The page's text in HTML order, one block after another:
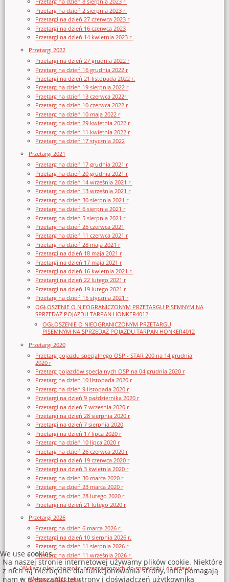
Przetarg na dzień 2 sierpnia 2023 r.
Przetargi na dzień 27 czerwca 2023 r
Przetargi na dzień 16 czerwca 2023
Przetargi na dzień 14 kwietnia 2023 r.
Przetargi 2022
Przetargi na dzień 27 grudnia 2022 r
Przetarg na dzień 16 grudnia 2022 r
Przetargi na dzień 21 listopada 2022 r.
Przetarg na dzień 19 sierpnia 2022 r
Przetarg na dzień 13 czerwca 2022r.
Przetarg na dzień 10 czerwca 2022 r
Przetarg na dzień 10 maja 2022 r
Przetarg na dzień 29 kwietnia 2022 r
Przetarg na dzień 11 kwietnia 2022 r
Przetarg na dzień 17 stycznia 2022
Przetargi 2021
Przetarg na dzień 17 grudnia 2021 r
Przetarg na dzień 20 grudnia 2021 r
Przetarg na dzień 14 września 2021 r.
Przetarg na dzień 13 września 2021 r
Przetarg na dzień 30 sierpnia 2021 r
Przetarg na dzień 6 sierpnia 2021 r
Przetarg na dzień 5 sierpnia 2021 r
Przetarg na dzień 25 czerwca 2021
Przetarg na dzień 11 czerwca 2021 r
Przetarg na dzień 28 maja 2021 r
Przetargi na dzień 18 maja 2021 r
Przetargi na dzień 17 maja 2021 r
Przetargi na dzień 16 kwietnia 2021 r.
Przetargi na dzień 22 lutego 2021 r
Przetargi na dzień 19 lutego 2021 r
Przetarg na dzień 15 stycznia 2021 r
OGŁOSZENIE O NIEOGRANICZONYM PRZETARGU PISEMNYM NA
SPRZEDAŻ POJAZDU TARPAN HONKER4012
OGŁOSZENIE O NIEOGRANICZONYM PRZETARGU
PISEMNYM NA SPRZEDAŻ POJAZDU TARPAN HONKER4012
Przetargi 2020
Przetarg pojazdu specjalnego OSP - STAR 200 na 14 grudnia
2020 r
Przetarg pojazdów specjalnych OSP na 04 grudnia 2020 r
Przetarg na dzień 10 listopada 2020 r
Przetarg na dzień 9 listopada 2020 r
Przetargi na dzień 9 października 2020 r
Przetargi na dzień 7 września 2020 r
Przetargi na dzień 28 sierpnia 2020 r
Przetargi na dzień 7 sierpnia 2020
Przetargi na dzień 17 lipca 2020 r
Przetarg na dzień 10 lipca 2020 r
Przetarg na dzień 26 czerwca 2020 r
Przetargi na dzień 19 czerwca 2020 r
Przetargi na dzień 3 kwietnia 2020 r
Przetarg na dzień 30 marca 2020 r
Przetarg na dzień 23 marca 2020 r
Przetarg na dzień 28 lutego 2020 r
Przetargi na dzień 21 lutego 2020 r
Przetargi 2026
Przetarg na dzień 6 marca 2026 r.
Przetargi na dzień 10 sierpnia 2026 r.
Przetarg na dzień 11 sierpnia 2026 r.
Przetarg na dzień 11 września 2026 r.
Wykazy nieruchomości przeznaczonych do sprzedaży i dzierżawy
Wykazy z 2026 roku
We use cookies
Na naszej stronie internetowej używamy plików cookie. Niektóre
z nich są niezbędne dla funkcjonowania strony, inne pomagają
nam w ulepszaniu tej strony i doświadczeń użytkownika